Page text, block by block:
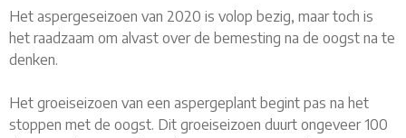
Het aspergeseizoen van 2020 is volop bezig, maar toch is
het raadzaam om alvast over de bemesting na de oogst na te
denken.
Het groeiseizoen van een aspergeplant begint pas na het
stoppen met de oogst. Dit groeiseizoen duurt ongeveer 100